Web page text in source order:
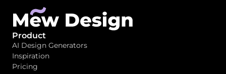
Product
AI Design Generators
Inspiration
Pricing